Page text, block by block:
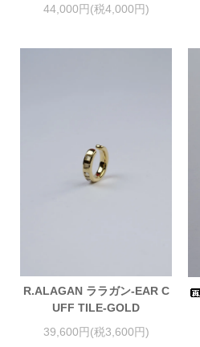
44,000円(税4,000円)
R.ALAGAN ララガン-EAR C
UFF TILE-GOLD
39,600円(税3,600円)